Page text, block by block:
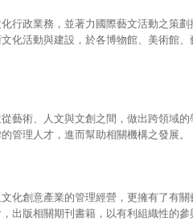
行政業務，並著力國際藝文活動之策
化活動與建設，於各博物館、美術館
藝術、人文與文創之間，做出跨領域的
管理人才，進而幫助相關機構之發展。
化創意產業的管理經營，更擁有了有
版相關期刊書籍，以有利組織性的參